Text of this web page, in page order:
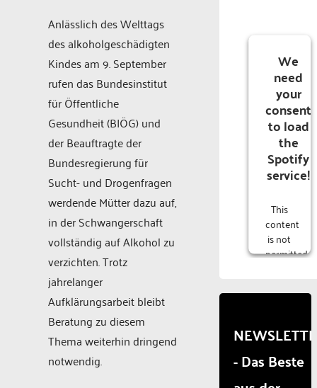
Anlässlich des Welttags
des alkoholgeschädigten
Kindes am 9. September
rufen das Bundesinstitut
für Öffentliche
Gesundheit (BIÖG) und
der Beauftragte der
Bundesregierung für
Sucht- und Drogenfragen
werdende Mütter dazu auf,
in der Schwangerschaft
vollständig auf Alkohol zu
verzichten. Trotz
jahrelanger
Aufklärungsarbeit bleibt
Beratung zu diesem
Thema weiterhin dringend
notwendig.
We
need
your
consent
to load
the
Spotify
service!
This
content
is not
permitted
due to
that
are
not
disclosed
- Das Beste